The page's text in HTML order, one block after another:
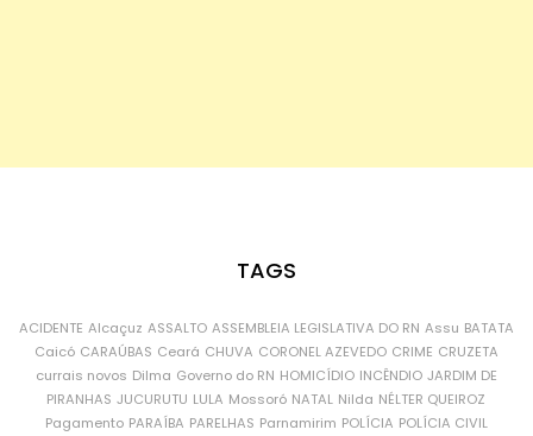
TAGS
ACIDENTE Alcaçuz ASSALTO ASSEMBLEIA LEGISLATIVA DO RN Assu BATATA
Caicó CARAÚBAS Ceará CHUVA CORONEL AZEVEDO CRIME CRUZETA
currais novos Dilma Governo do RN HOMICÍDIO INCÊNDIO JARDIM DE
PIRANHAS JUCURUTU LULA Mossoró NATAL Nilda NÉLTER QUEIROZ
Pagamento PARAÍBA PARELHAS Parnamirim POLÍCIA POLÍCIA CIVIL